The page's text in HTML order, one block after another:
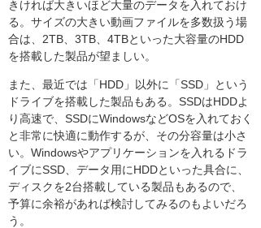
きければ大きいほど大量のデータを入れておけ
る。サイズの大きい動画ファイルを多数扱う場
合は、2TB、3TB、4TBといった大容量のHDD
を搭載した製品が望ましい。
また、最近では「HDD」以外に「SSD」という
ドライブを搭載した製品もある。SSDはHDDよ
り高速で、SSDにWindowsなどOSを入れておく
と非常に快適に動作するが、その分容量は小さ
い。Windowsやアプリケーションを入れるドラ
イブにSSD、データ用にHDDといった具合に、
ディスクを2台搭載している製品もあるので、
予算に余裕があれば検討してみるのもよいだろ
う。